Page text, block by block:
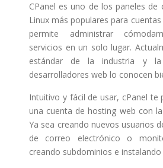
CPanel es uno de los paneles de
Linux más populares para
permite administrar
servicios en un solo lugar.
estándar de la industria y
desarrolladores web lo conocen
Intuitivo y fácil de usar, cPanel te
una cuenta de hosting web con
Ya sea creando nuevos usuarios
de correo electrónico o
creando subdominios e